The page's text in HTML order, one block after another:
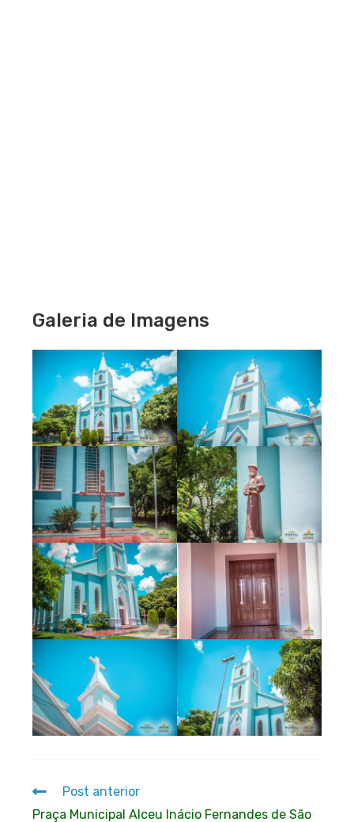
Galeria de Imagens
Post anterior
Praça Municipal Alceu Inácio Fernandes de São